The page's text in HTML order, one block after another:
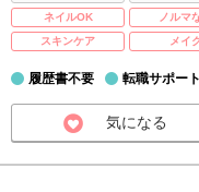
ネイルOK
ノルマ
スキンケア
メイ
履歴書不要 転職サポー
気になる